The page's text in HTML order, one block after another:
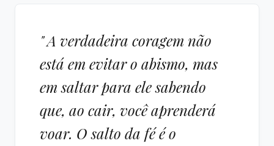
" A verdadeira coragem não
está em evitar o abismo, mas
em saltar para ele sabendo
que, ao cair, você aprenderá
voar. O salto da fé é o